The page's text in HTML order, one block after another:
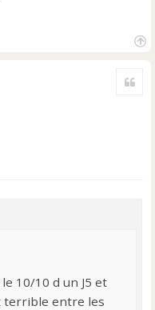
10/10 d un J5 et
terrible entre les